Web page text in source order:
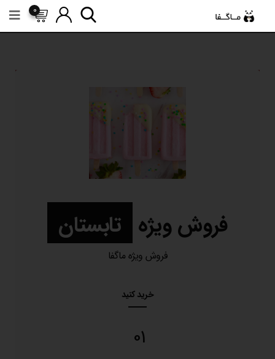
0
فروش ویژه تابستان
فروش ویژه ماگفا
خرید کنید
01